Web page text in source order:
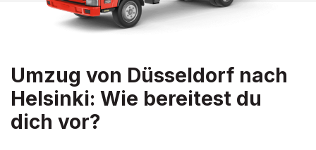
Umzug von Düsseldorf nach
Helsinki: Wie bereitest du
dich vor?